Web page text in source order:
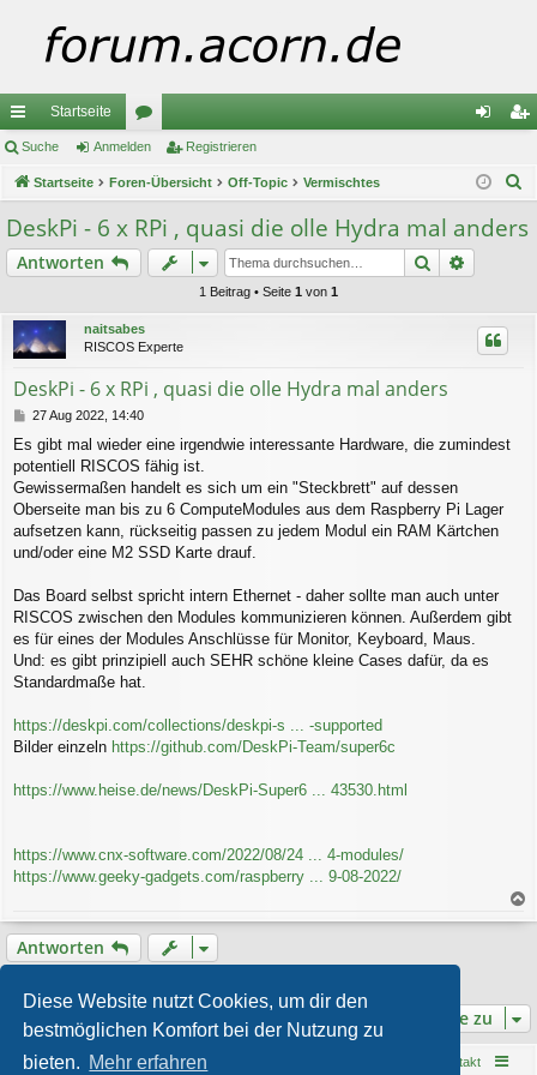
Diese Website nutzt Cookies, um dir den
bestmöglichen Komfort bei der Nutzung zu
bieten. Mehr erfahren
ch
ne
llz
ug
Startseite
or
en m
el
ist
Suche Anmelden Registrieren
Startseite Foren-Übersicht Off-Topic Vermischtes
c
DeskPi - 6 x RPi , quasi die olle Hydra mal anders
Antworten Suche
1 Beitrag • Seite 1 von 1
naitsabes
RISCOS Experte
DeskPi - 6 x RPi , quasi die olle Hydra mal anders
B
i
t
r
a
g
27 Aug 2022, 14:40
Es gibt mal wieder eine irgendwie interessante Hardware, die zumindest
potentiell RISCOS fähig ist.
Gewissermaßen handelt es sich um ein "Steckbrett" auf dessen
Oberseite man bis zu 6 ComputeModules aus dem Raspberry Pi Lager
aufsetzen kann, rückseitig passen zu jedem Modul ein RAM Kärtchen
und/oder eine M2 SSD Karte drauf.
Das Board selbst spricht intern Ethernet - daher sollte man auch unter
RISCOS zwischen den Modules kommunizieren können. Außerdem gibt
es für eines der Modules Anschlüsse für Monitor, Keyboard, Maus.
Und: es gibt prinzipiell auch SEHR schöne kleine Cases dafür, da es
Standardmaße hat.
https://deskpi.com/collections/deskpi-s ... -supported
Bilder einzeln https://github.com/DeskPi-Team/super6c
https://www.heise.de/news/DeskPi-Super6 ... 43530.html
https://www.cnx-software.com/2022/08/24 ... 4-modules/
https://www.geeky-gadgets.com/raspberry ... 9-08-2022/
a
n
Antworten
Gehe zu
Startseite Foren-Übersicht Kontakt